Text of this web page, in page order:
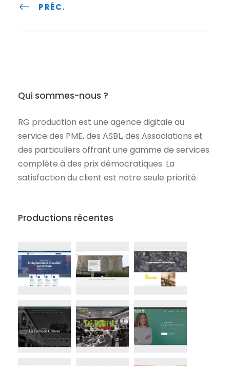
PRÉC.
Qui sommes-nous ?
RG production est une agence digitale au
service des PME, des ASBL, des Associations et
des particuliers offrant une gamme de services
complète à des prix démocratiques. La
satisfaction du client est notre seule priorité.
Productions récentes